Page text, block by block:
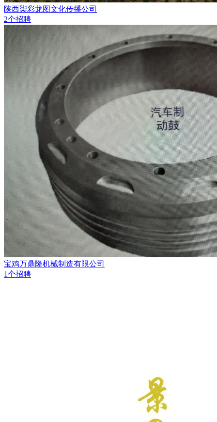
陕西柒彩龙图文化传播公司
2个招聘
宝鸡万鼎隆机械制造有限公司
1个招聘